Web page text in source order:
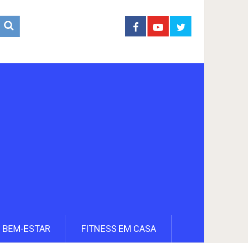
BEM-ESTAR FITNESS EM CASA